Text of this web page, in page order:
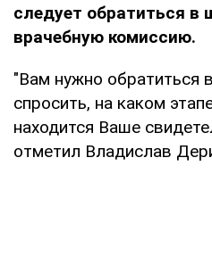
следует обратиться в
врачебную комиссию.
"Вам нужно обратиться
спросить, на каком
находится Ваше
отметил Владислав